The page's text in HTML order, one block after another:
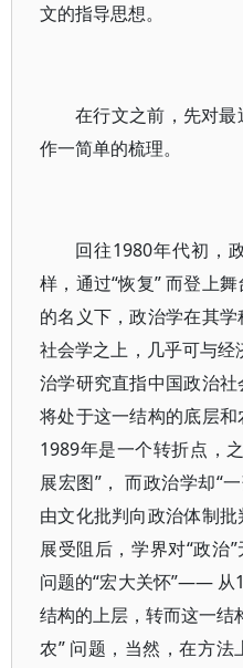
文的指导思想。
在行文之前，先对
作一简单的梳理。
回往1980年代初，
样，通过“恢复” 而登上
的名义下，政治学在其学
社会学之上，几乎可与
治学研究直指中国政治
将处于这一结构的底层和
1989年是一个转折点，
展宏图”， 而政治学却“
由文化批判向政治体制
展受阻后，学界对“政治
问题的“宏大关怀”—— 从
结构的上层，转而这一
农” 问题，当然，在方